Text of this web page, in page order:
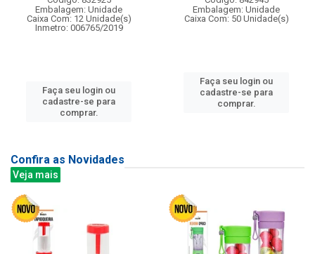
Embalagem: Unidade
Caixa Com: 12 Unidade(s)
Inmetro: 006765/2019
Faça seu login ou
cadastre-se para
comprar.
Embalagem: Unidade
Caixa Com: 50 Unidade(s)
Faça seu login ou
cadastre-se para
comprar.
Confira as Novidades
Veja mais